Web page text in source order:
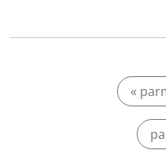
«